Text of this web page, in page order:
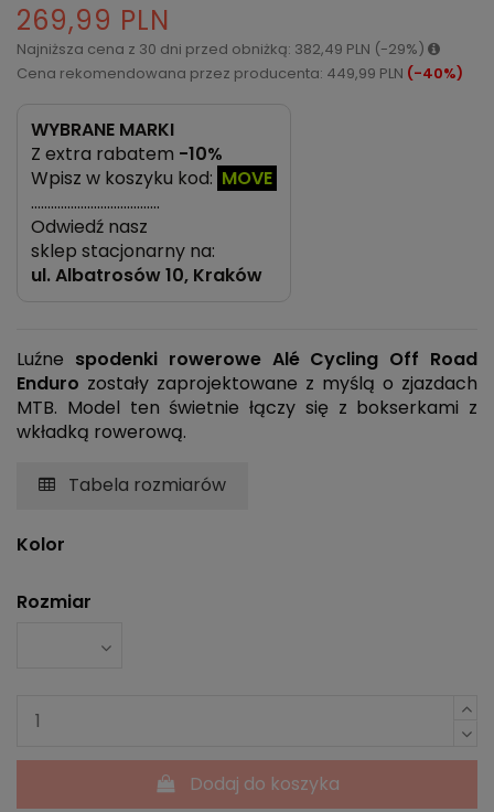
269,99 PLN
Najniższa cena z 30 dni przed obniżką: 382,49 PLN (-29%)
Cena rekomendowana przez producenta: 449,99 PLN (-40%)
WYBRANE MARKI
Z extra rabatem -10%
Wpisz w koszyku kod: MOVE
…………………………………
Odwiedź nasz
sklep stacjonarny na:
ul.Albatrosów 10, Kraków
Luźne spodenki rowerowe Alé Cycling Off Road
Enduro zostały zaprojektowane z myślą o zjazdach
MTB. Model ten świetnie łączy się z bokserkami z
wkładką rowerową.
Tabela rozmiarów
Kolor
Rozmiar
Dodaj do koszyka